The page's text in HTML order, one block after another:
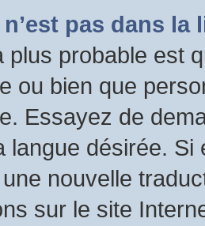
pas dans la
plus probable est
ou bien que
Essayez de
langue désirée.
nouvelle
sur le site